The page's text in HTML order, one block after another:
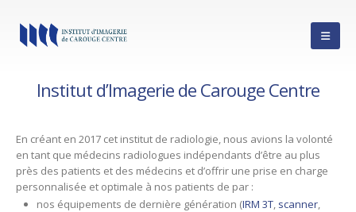
Institut d’Imagerie de Carouge Centre
En créant en 2017 cet institut de radiologie, nous avions la volonté
en tant que médecins radiologues indépendants d’être au plus
près des patients et des médecins et d’offrir une prise en charge
personnalisée et optimale à nos patients de par :
nos équipements de dernière génération (IRM 3T, scanner,